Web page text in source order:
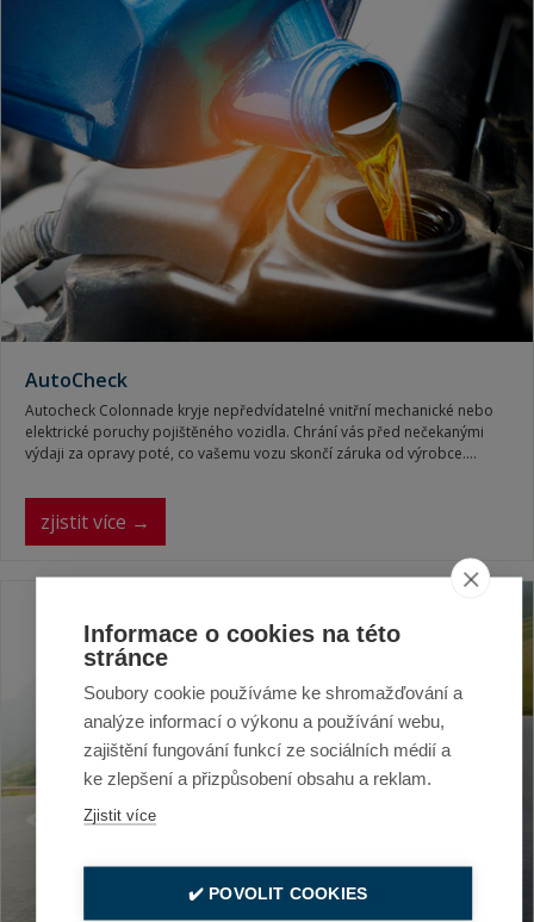
AutoCheck
Autocheck Colonnade kryje nepředvídatelné vnitřní mechanické nebo
elektrické poruchy pojištěného vozidla. Chrání vás před nečekanými
výdaji za opravy poté, co vašemu vozu skončí záruka od výrobce.
uhradíme za vás náklady na náhradní díly i práci servisu.
zjistit více →
Informace o cookies na této
stránce
Soubory cookie používáme ke shromažďování a
analýze informací o výkonu a používání webu,
zajištění fungování funkcí ze sociálních médií a
ke zlepšení a přizpůsobení obsahu a reklam.
Zjistit více
✔️ POVOLIT COOKIES